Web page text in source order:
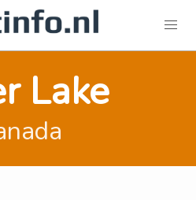
Lake